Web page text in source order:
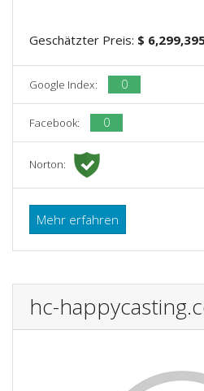
Geschätzter Preis: $
Google Index: 0
Facebook: 0
Norton:
Mehr erfahren
hc-